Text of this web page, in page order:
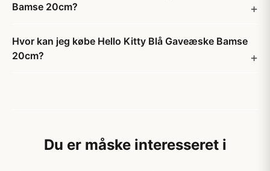
Bamse 20cm?
Hvor kan jeg købe Hello Kitty Blå Gaveæske Bamse
20cm?
Du er måske interesseret i